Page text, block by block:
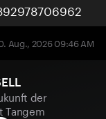
Aug., 2026 09:46 AM
der
Tangem